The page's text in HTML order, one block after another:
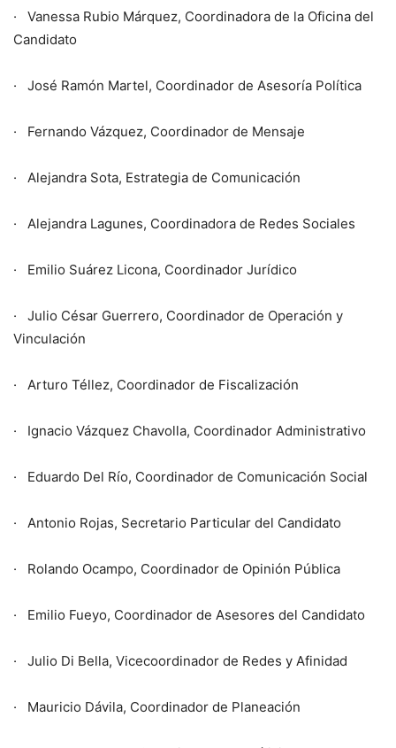
· Vanessa Rubio Márquez, Coordinadora de la Oficina del
Candidato
· José Ramón Martel, Coordinador de Asesoría Política
· Fernando Vázquez, Coordinador de Mensaje
· Alejandra Sota, Estrategia de Comunicación
· Alejandra Lagunes, Coordinadora de Redes Sociales
· Emilio Suárez Licona, Coordinador Jurídico
· Julio César Guerrero, Coordinador de Operación y
Vinculación
· Arturo Téllez, Coordinador de Fiscalización
· Ignacio Vázquez Chavolla, Coordinador Administrativo
· Eduardo Del Río, Coordinador de Comunicación Social
· Antonio Rojas, Secretario Particular del Candidato
· Rolando Ocampo, Coordinador de Opinión Pública
· Emilio Fueyo, Coordinador de Asesores del Candidato
· Julio Di Bella, Vicecoordinador de Redes y Afinidad
· Mauricio Dávila, Coordinador de Planeación